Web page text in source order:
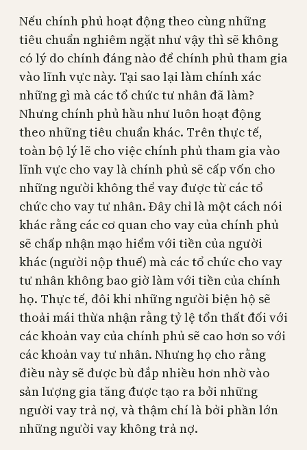
Nếu chính phủ hoạt động theo cùng những
tiêu chuẩn nghiêm ngặt như vậy thì sẽ không
có lý do chính đáng nào để chính phủ tham gia
vào lĩnh vực này. Tại sao lại làm chính xác
những gì mà các tổ chức tư nhân đã làm?
Nhưng chính phủ hầu như luôn hoạt động
theo những tiêu chuẩn khác. Trên thực tế,
toàn bộ lý lẽ cho việc chính phủ tham gia vào
lĩnh vực cho vay là chính phủ sẽ cấp vốn cho
những người không thể vay được từ các tổ
chức cho vay tư nhân. Đây chỉ là một cách nói
khác rằng các cơ quan cho vay của chính phủ
sẽ chấp nhận mạo hiểm với tiền của người
khác (người nộp thuế) mà các tổ chức cho vay
tư nhân không bao giờ làm với tiền của chính
họ. Thực tế, đôi khi những người biện hộ sẽ
thoải mái thừa nhận rằng tỷ lệ tổn thất đối với
các khoản vay của chính phủ sẽ cao hơn so với
các khoản vay tư nhân. Nhưng họ cho rằng
điều này sẽ được bù đắp nhiều hơn nhờ vào
sản lượng gia tăng được tạo ra bởi những
người vay trả nợ, và thậm chí là bởi phần lớn
những người vay không trả nợ.